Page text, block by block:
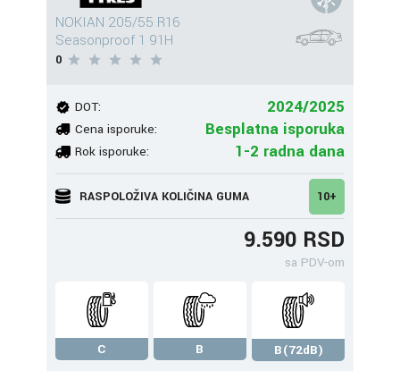
NOKIAN 205/55 R16
Seasonproof 1 91H
0
DOT: 2024/2025
Cena isporuke: Besplatna isporuka
Rok isporuke: 1-2 radna dana
RASPOLOŽIVA KOLIČINA GUMA 10+
9.590 RSD
sa PDV-om
C B
B(72dB)